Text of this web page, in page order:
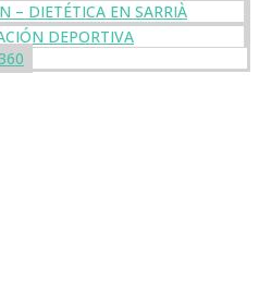
– DIETÉTICA EN SARRIÀ
DEPORTIVA